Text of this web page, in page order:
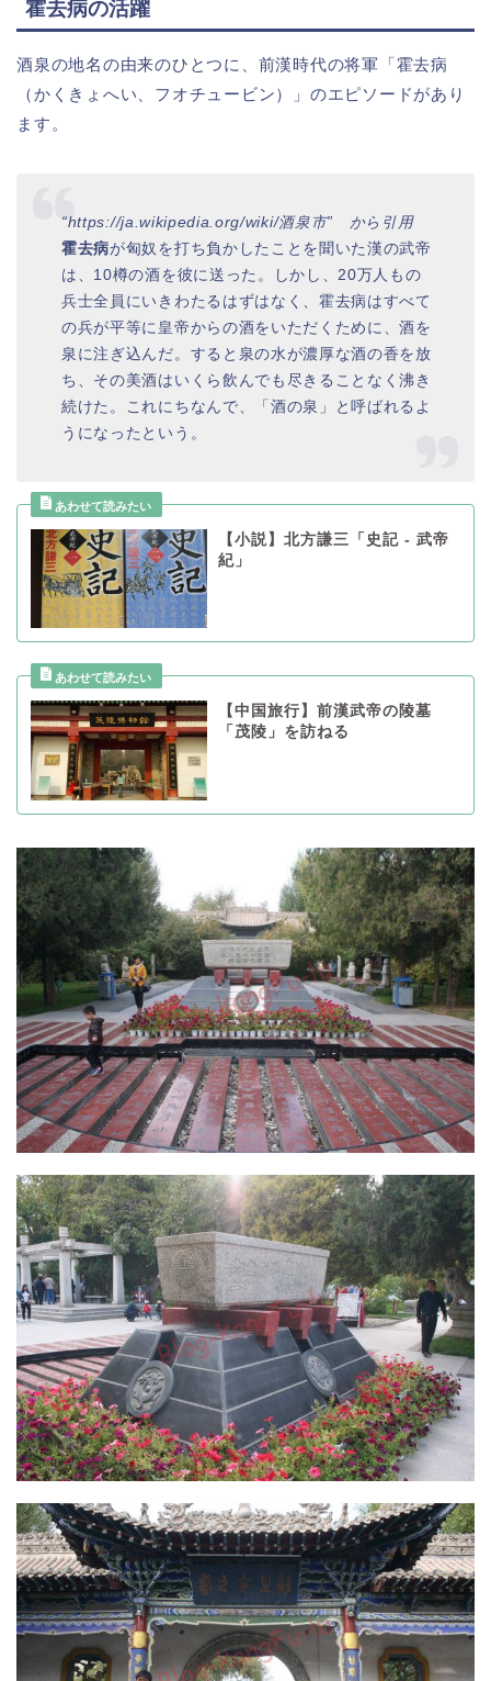
霍去病の活躍
酒泉の地名の由来のひとつに、前漢時代の将軍「霍去病
（かくきょへい、フオチュービン）」のエピソードがあり
ます。
“https://ja.wikipedia.org/wiki/酒泉市” から引用
霍去病が匈奴を打ち負かしたことを聞いた漢の武帝
は、10樽の酒を彼に送った。しかし、20万人もの
兵士全員にいきわたるはずはなく、霍去病はすべて
の兵が平等に皇帝からの酒をいただくために、酒を
泉に注ぎ込んだ。すると泉の水が濃厚な酒の香を放
ち、その美酒はいくら飲んでも尽きることなく沸き
続けた。これにちなんで、「酒の泉」と呼ばれるよ
うになったという。
【小説】北方謙三「史記 - 武帝
紀」
【中国旅行】前漢武帝の陵墓
「茂陵」を訪ねる